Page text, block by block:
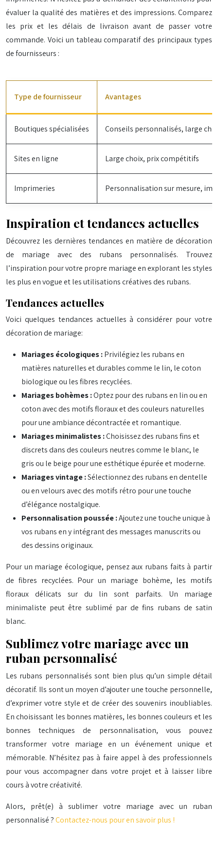
évaluer la qualité des matières et des impressions. Comparez
les prix et les délais de livraison avant de passer votre
commande. Voici un tableau comparatif des principaux types
de fournisseurs :
Type de fournisseur Avantages
Boutiques spécialisées Conseils personnalisés, large
Sites en ligne Large choix, prix compétitifs
Imprimeries Personnalisation sur mesure,
Inspiration et tendances actuelles
Découvrez les dernières tendances en matière de décoration
de mariage avec des rubans personnalisés. Trouvez
l’inspiration pour votre propre mariage en explorant les styles
les plus en vogue et les utilisations créatives des rubans.
Tendances actuelles
Voici quelques tendances actuelles à considérer pour votre
décoration de mariage:
Mariages écologiques :Privilégiez les rubans en
matières naturelles et durables comme le lin, le coton
biologique ou les fibres recyclées.
Mariages bohèmes :Optez pour des rubans en lin ou en
coton avec des motifs floraux et des couleurs naturelles
pour une ambiance décontractée et romantique.
Mariages minimalistes :Choisissez des rubans fins et
discrets dans des couleurs neutres comme le blanc, le
gris ou le beige pour une esthétique épurée et moderne.
Mariages vintage :Sélectionnez des rubans en dentelle
ou en velours avec des motifs rétro pour une touche
d’élégance nostalgique.
Personnalisation poussée :Ajoutez une touche unique à
vos rubans en y intégrant des messages manuscrits ou
des dessins originaux.
Pour un mariage écologique, pensez aux rubans faits à partir
de fibres recyclées. Pour un mariage bohème, les motifs
floraux délicats sur du lin sont parfaits. Un mariage
minimaliste peut être sublimé par de fins rubans de satin
blanc.
Sublimez votre mariage avec un
ruban personnalisé
Les rubans personnalisés sont bien plus qu’un simple détail
décoratif. Ils sont un moyen d’ajouter une touche personnelle,
d’exprimer votre style et de créer des souvenirs inoubliables.
En choisissant les bonnes matières, les bonnes couleurs et les
bonnes techniques de personnalisation, vous pouvez
transformer votre mariage en un événement unique et
mémorable. N’hésitez pas à faire appel à des professionnels
pour vous accompagner dans votre projet et à laisser libre
cours à votre créativité.
Alors, prêt(e) à sublimer votre mariage avec un ruban
personnalisé ?Contactez-nous pour en savoir plus !